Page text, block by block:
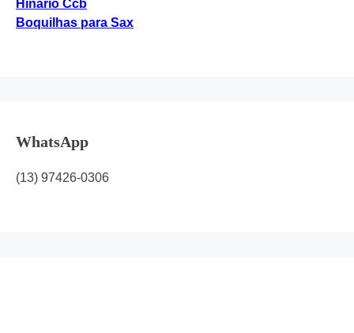
Hinário Ccb
Boquilhas para Sax
WhatsApp
(13) 97426-0306